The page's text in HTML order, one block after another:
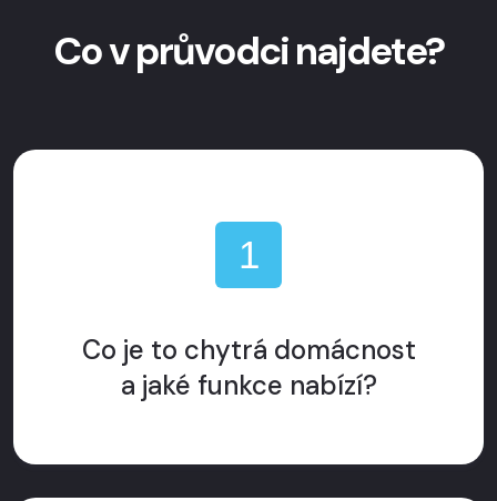
Co v průvodci najdete?
1
Co je to chytrá domácnost
a jaké funkce nabízí?